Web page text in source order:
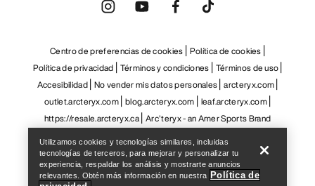
Help
Centro de preferencias de cookies Política de cookies
Política de privacidad Términos y condiciones Términos de uso
Accesibilidad No vender mis datos personales arcteryx.com
outlet.arcteryx.com blog.arcteryx.com leaf.arcteryx.com
https://resale.arcteryx.ca Arc'teryx - an Amer Sports Brand
Utilizamos cookies y tecnologías similares, incluidas
tecnologías de terceros, para mejorar y personalizar tu
experiencia, respaldar los análisis y mostrarte anuncios
relevantes. Obtén más información en nuestra Política de